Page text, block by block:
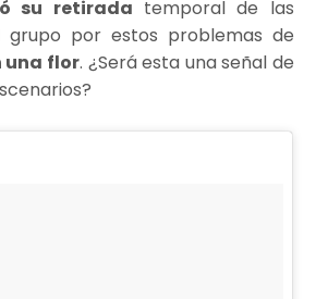
su retirada temporal de las
grupo por estos problemas de
una flor. ¿Será esta una señal de